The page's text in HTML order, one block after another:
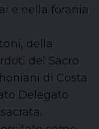
e nella forania
, della
del Sacro
di Costa
Delegato